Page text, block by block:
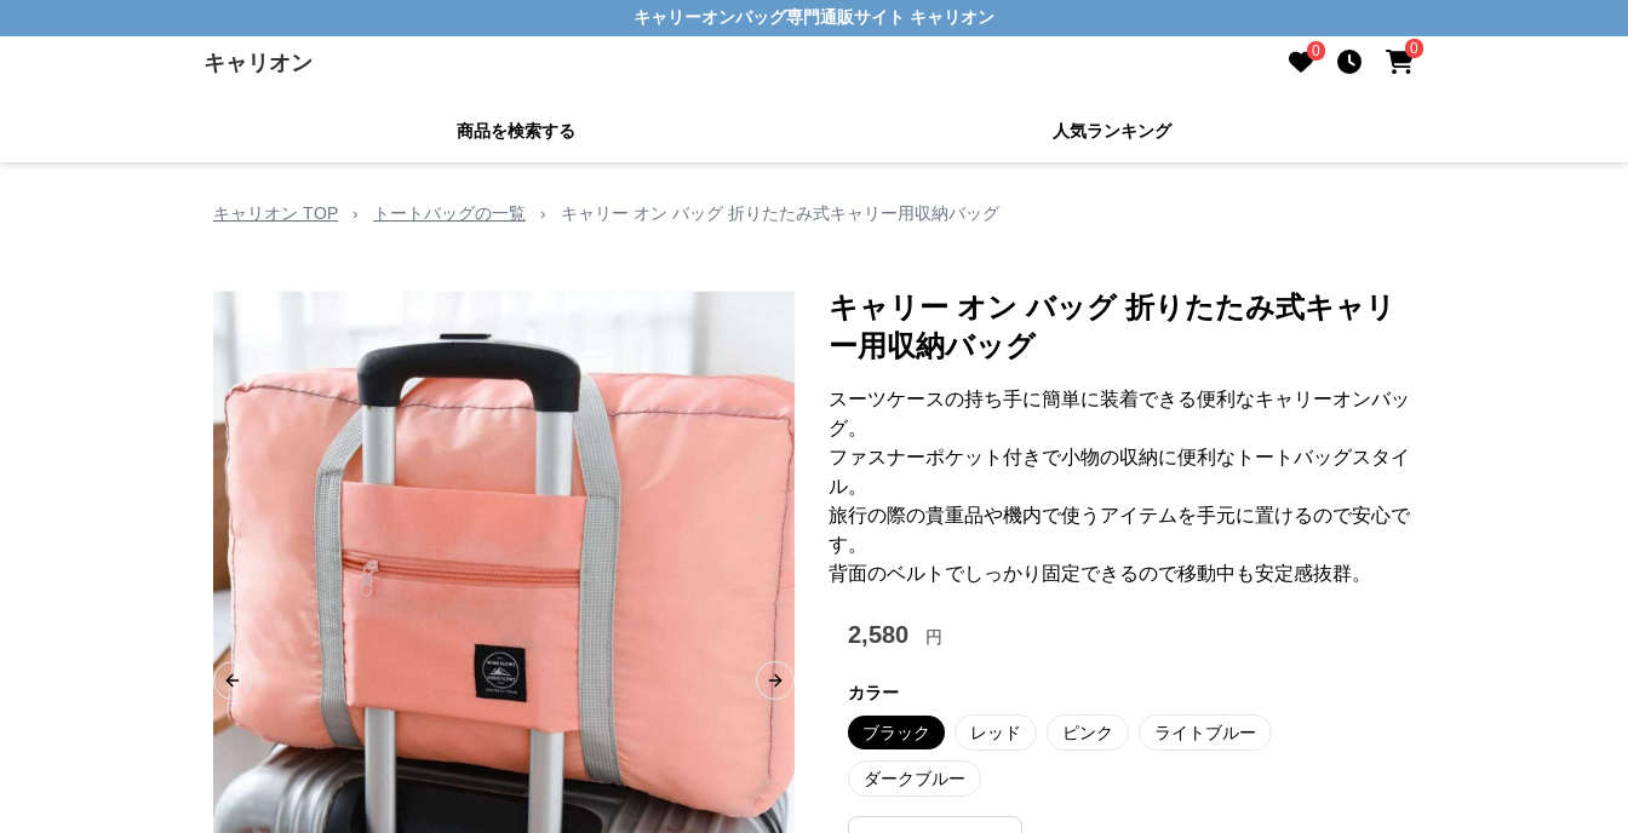
キャリーオンバッグ専門通販サイト キャリオン
キャリオン 0 0
商品を検索する 人気ランキング
キャリオン TOP › トートバッグの一覧 › キャリー オン バッグ 折りたたみ式キャリー用収納バッグ
Previous slide Next slide
キャリー オン バッグ 折りたたみ式キャリ
ー用収納バッグ
スーツケースの持ち手に簡単に装着できる便利なキャリーオンバッ
グ。
ファスナーポケット付きで小物の収納に便利なトートバッグスタイ
ル。
旅行の際の貴重品や機内で使うアイテムを手元に置けるので安心で
す。
背面のベルトでしっかり固定できるので移動中も安定感抜群。
2,580 円
カラー
ブラック レッド ピンク ライトブルー
ダークブルー